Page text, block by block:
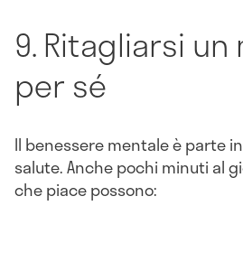
9. Ritagliarsi
per sé
Il benessere mentale è parte
salute. Anche pochi minuti al
che piace possono: